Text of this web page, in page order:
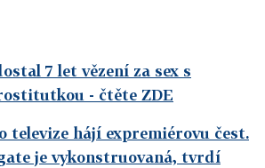
7 let vězení za sex s
- čtěte ZDE
televize hájí expremiérovu čest.
je vykonstruovaná, tvrdí